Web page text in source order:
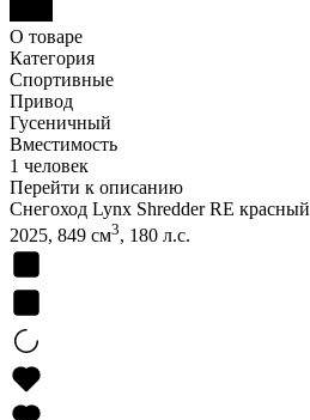
О товаре
Категория
Спортивные
Привод
Гусеничный
Вместимость
1 человек
Перейти к описанию
Снегоход Lynx Shredder RE красный
2025, 849 см3, 180 л.с.